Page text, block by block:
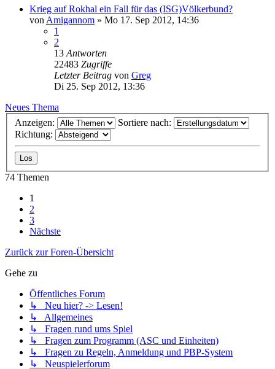
Krieg auf Rokhal ein Fall für das (ISG)Völkerbund?
von Amigannom » Mo 17. Sep 2012, 14:36
1
2
13 Antworten
22483 Zugriffe
Letzter Beitrag von Greg
Di 25. Sep 2012, 13:36
Neues Thema
Anzeigen:
Sortiere nach:
Richtung:
74 Themen
1
2
3
Nächste
Zurück zur Foren-Übersicht
Gehe zu
Öffentliches Forum
↳ Neu hier? -> Lesen!
↳ Allgemeines
↳ Fragen rund ums Spiel
↳ Fragen zum Programm (ASC und Einheiten)
↳ Fragen zu Regeln, Anmeldung und PBP-System
↳ Neuspielerforum